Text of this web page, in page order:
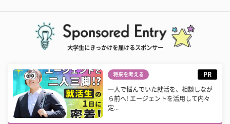
大学生にきっかけを届けるスポンサー
将来を考える PR
一人で悩んでいた就活を、相談しなが
ら前へ! エージェントを活用して内々
定...